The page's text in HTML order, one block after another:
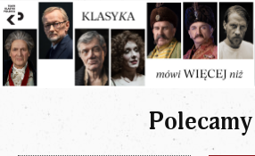
Polecamy